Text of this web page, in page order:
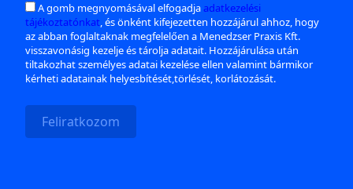
A gomb megnyomásával elfogadjaadatkezelési
tájékoztatónkat, és önként kifejezetten hozzájárul ahhoz, hogy
az abban foglaltaknak megfelelően a Menedzser Praxis Kft.
visszavonásig kezelje és tárolja adatait. Hozzájárulása után
tiltakozhat személyes adatai kezelése ellen valamint bármikor
kérheti adatainak helyesbítését,törlését, korlátozását.
Feliratkozom